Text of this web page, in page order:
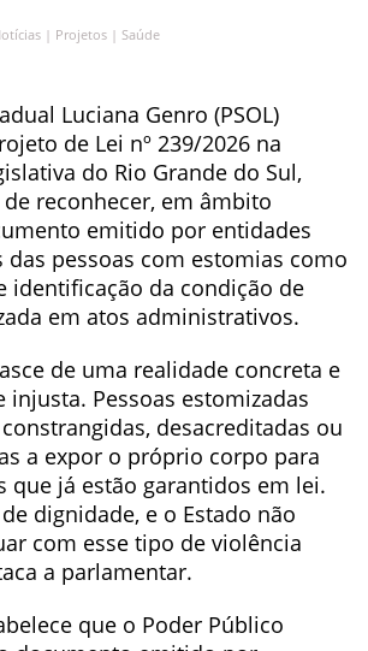
| Projetos | Saúde
Luciana Genro (PSOL)
de Lei nº 239/2026 na
do Rio Grande do Sul,
reconhecer, em âmbito
emitido por entidades
das pessoas com estomias como
identificação da condição de
em atos administrativos.
de uma realidade concreta e
Pessoas estomizadas
desacreditadas ou
a expor o próprio corpo para
que já estão garantidos em lei.
dignidade, e o Estado não
com esse tipo de violência
a parlamentar.
que o Poder Público